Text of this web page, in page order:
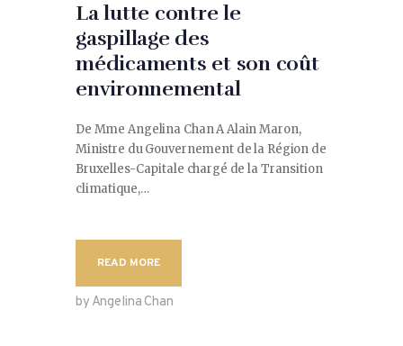
La lutte contre le
gaspillage des
médicaments et son coût
environnemental
De Mme Angelina Chan A Alain Maron,
Ministre du Gouvernement de la Région de
Bruxelles-Capitale chargé de la Transition
climatique,…
READ MORE
by Angelina Chan